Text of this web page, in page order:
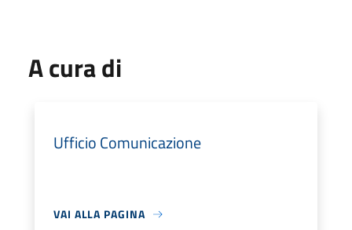
A cura di
Ufficio Comunicazione
VAI ALLA PAGINA